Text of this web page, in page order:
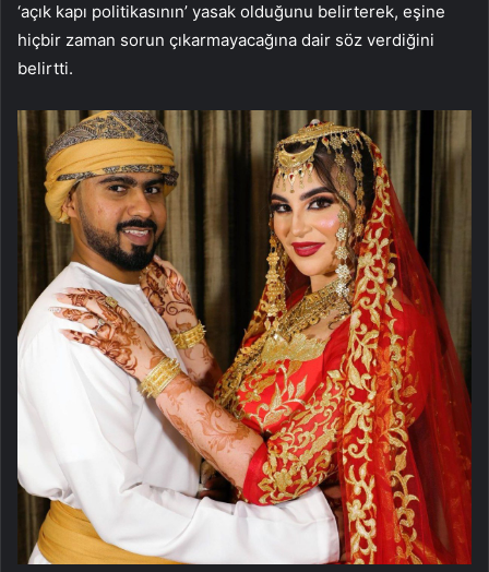
‘açık kapı politikasının’ yasak olduğunu belirterek, eşine
hiçbir zaman sorun çıkarmayacağına dair söz verdiğini
belirtti.